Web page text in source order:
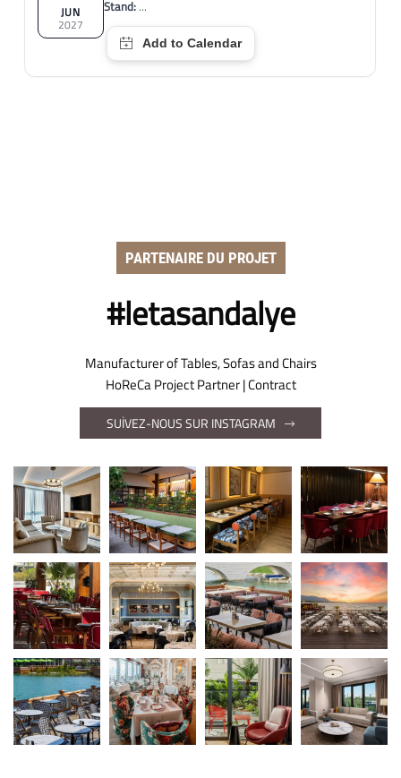
JUN
2027
Stand: ...
PARTENAIRE DU PROJET
#letasandalye
Manufacturer of Tables, Sofas and Chairs
HoReCa Project Partner | Contract
SUİVEZ-NOUS SUR INSTAGRAM